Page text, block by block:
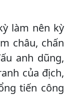
làm nên kỳ
châu, chấn
anh dũng,
của địch,
tiến công